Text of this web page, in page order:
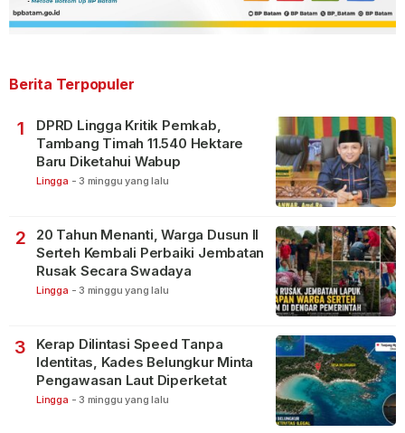
Berita Terpopuler
1
DPRD Lingga Kritik Pemkab,
Tambang Timah 11.540 Hektare
Baru Diketahui Wabup
Lingga - 3 minggu yang lalu
2
20 Tahun Menanti, Warga Dusun II
Serteh Kembali Perbaiki Jembatan
Rusak Secara Swadaya
Lingga - 3 minggu yang lalu
3
Kerap Dilintasi Speed Tanpa
Identitas, Kades Belungkur Minta
Pengawasan Laut Diperketat
Lingga - 3 minggu yang lalu